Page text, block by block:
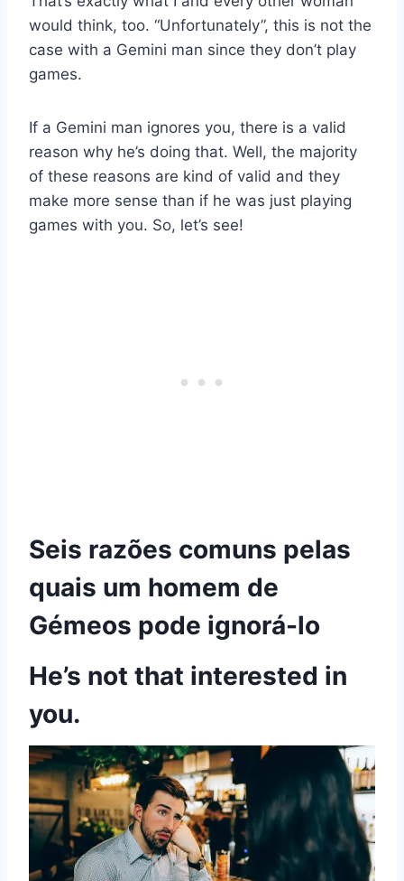
would think, too. “Unfortunately”, this is not the
case with a Gemini man since they don’t play
games.
If a Gemini man ignores you, there is a valid
reason why he’s doing that. Well, the majority
of these reasons are kind of valid and they
make more sense than if he was just playing
games with you. So, let’s see!
Seis razões comuns pelas
quais um homem de
Gémeos pode ignorá-lo
He’s not that interested in
you.